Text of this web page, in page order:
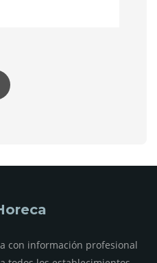
con información profesional